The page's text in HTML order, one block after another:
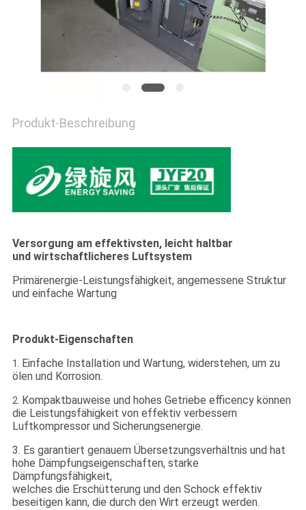
SITEMAP
DATENSCHUTZRICHTLINIE
Produkt-Beschreibung
Versorgung am effektivsten, leicht haltbar
und wirtschaftlicheres Luftsystem
Primärenergie-Leistungsfähigkeit, angemessene Struktur
und einfache Wartung
Produkt-Eigenschaften
1. Einfache Installation und Wartung, widerstehen, um zu
ölen und Korrosion.
2. Kompaktbauweise und hohes Getriebe efficency können
die Leistungsfähigkeit von effektiv verbessern
Luftkompressor und Sicherungsenergie.
3. Es garantiert genauem Übersetzungsverhältnis und hat
hohe Dämpfungseigenschaften, starke
Dämpfungsfähigkeit,
welches die Erschütterung und den Schock effektiv
beseitigen kann, die durch den Wirt erzeugt werden.